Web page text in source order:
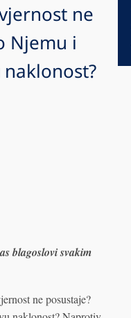
ne
Njemu i
blagoslovi svakim
ne posustaje?